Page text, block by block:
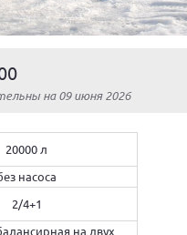
на 09 июня 2026
20000 л
насоса
2/4+1
на двух